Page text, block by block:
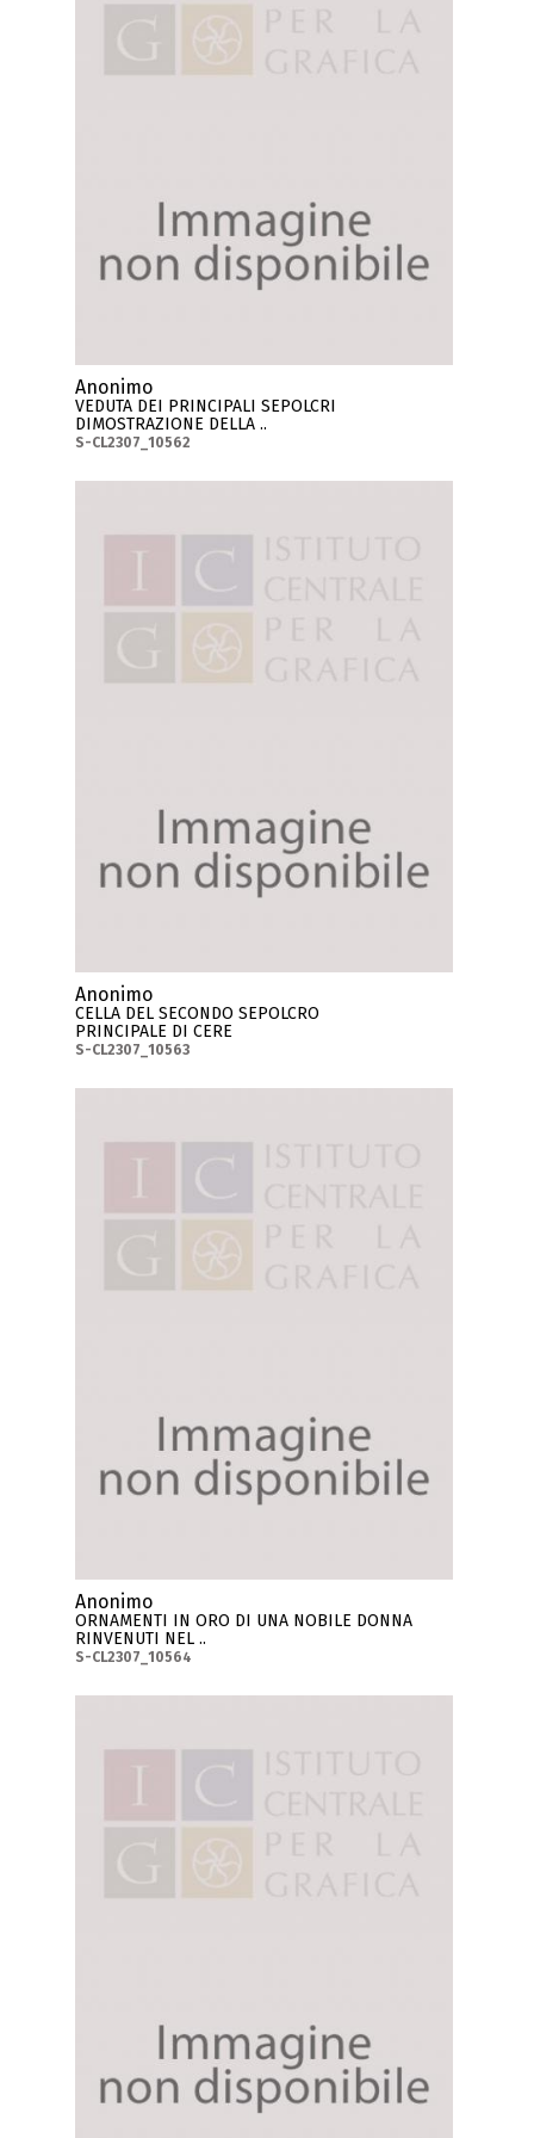
Anonimo
VEDUTA DEI PRINCIPALI SEPOLCRI
DIMOSTRAZIONE DELLA ..
S-CL2307_10562
Anonimo
CELLA DEL SECONDO SEPOLCRO
PRINCIPALE DI CERE
S-CL2307_10563
Anonimo
ORNAMENTI IN ORO DI UNA NOBILE DONNA
RINVENUTI NEL ..
S-CL2307_10564